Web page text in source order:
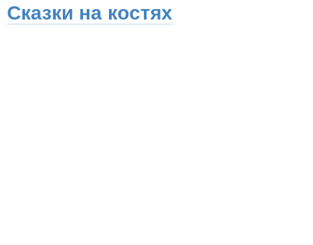
Сказки на костях